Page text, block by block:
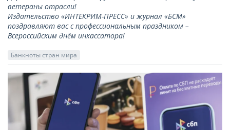
ветераны отрасли!
Издательство «ИНТЕКРИМ-ПРЕСС» и журнал «БСМ»
поздравляют вас с профессиональным праздником –
Всероссийским днём инкассатора!
Банкноты стран мира